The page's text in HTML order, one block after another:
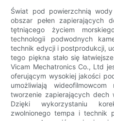
Świat pod powierzchnią
obszar pełen zapierających
tętniącego życiem
technologii podwodnych
technik edycji i postprodukcji,
tego piękna stało się
Vicam Mechatronics Co., Ltd
oferującym wysokiej jakości
umożliwiają
tworzenie zapierających dech
Dzięki wykorzystaniu
zwolnionego tempa i technik